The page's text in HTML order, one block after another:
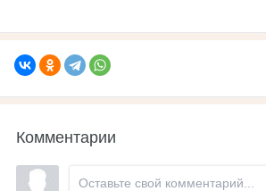
Комментарии